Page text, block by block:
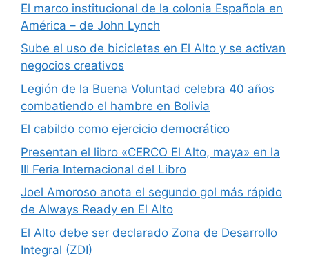
El marco institucional de la colonia Española en
América – de John Lynch
Sube el uso de bicicletas en El Alto y se activan
negocios creativos
Legión de la Buena Voluntad celebra 40 años
combatiendo el hambre en Bolivia
El cabildo como ejercicio democrático
Presentan el libro «CERCO El Alto, maya» en la
III Feria Internacional del Libro
Joel Amoroso anota el segundo gol más rápido
de Always Ready en El Alto
El Alto debe ser declarado Zona de Desarrollo
Integral (ZDI)